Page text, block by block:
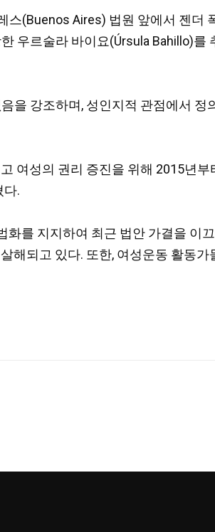
(Buenos Aires) 법원 앞에서 젠더
우르술라 바이요(Úrsula Bahillo)를
을 강조하며, 성인지적 관점에서 정
여성의 권리 증진을 위해 2015년
다.
를 지지하여 최근 법안 가결을 이
되고 있다. 또한, 여성운동 활동